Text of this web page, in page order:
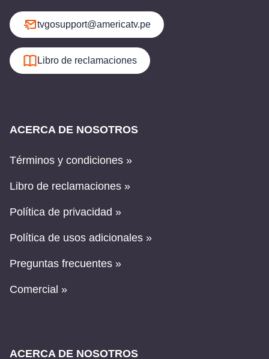
tvgosupport@americatv.pe
Libro de reclamaciones
ACERCA DE NOSOTROS
Términos y condiciones »
Libro de reclamaciones »
Política de privacidad »
Política de usos adicionales »
Preguntas frecuentes »
Comercial »
ACERCA DE NOSOTROS